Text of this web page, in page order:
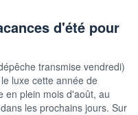
d'été pour
transmise vendredi)
luxe cette année de
en plein mois d'août, au
les prochains jours. Sur